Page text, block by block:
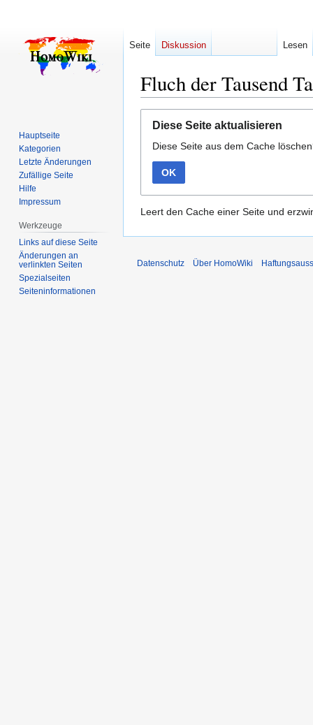
Fluch der Tausend
Navigation
springen
Suche
springen
Diese Seite aktualisieren
Diese Seite aus dem Cache
OK
Leert den Cache einer Seite und
Seite Diskussion Lesen
Hauptseite
Kategorien
Letzte Änderungen
Zufällige Seite
Hilfe
Impressum
Werkzeuge
Links auf diese Seite
Änderungen an
verlinkten Seiten
Spezialseiten
Seiten­­informationen
Datenschutz Über HomoWiki